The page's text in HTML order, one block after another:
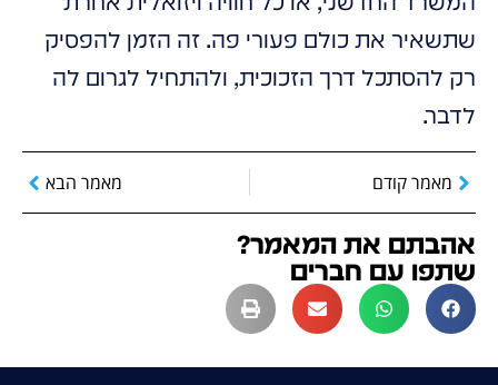
שתשאיר את כולם פעורי פה. זה הזמן להפסיק
רק להסתכל דרך הזכוכית, ולהתחיל לגרום לה
לדבר.
מאמר קודם מאמר הבא
אהבתם את המאמר?
שתפו עם חברים